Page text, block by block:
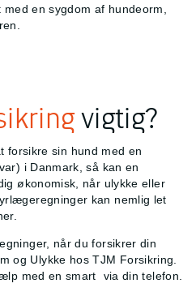
en sygdom af hundeorm,
vigtig?
forsikre sin hund med en
i Danmark, så kan en
økonomisk, når ulykke eller
kan nemlig let
når du forsikrer din
og Ulykke hos TJM Forsikring.
med en smart
via din telefon.